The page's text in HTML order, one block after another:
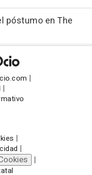
póstumo en The
|
|
|
|
|